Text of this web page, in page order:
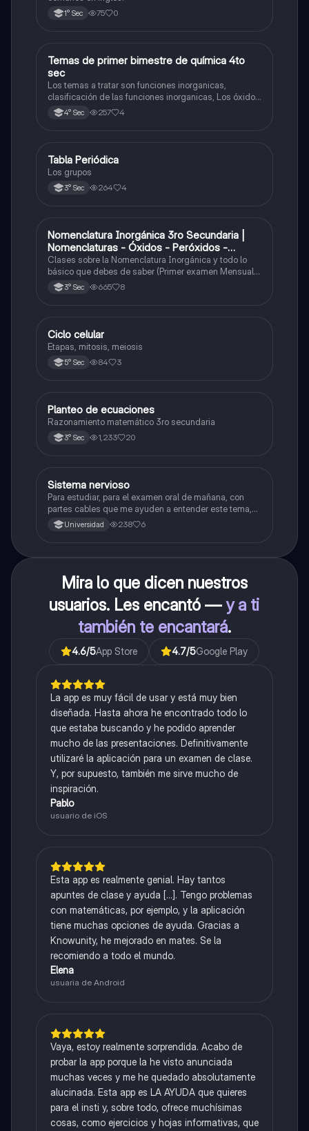
1° Sec 75 0
Química
Temas de primer bimestre de química 4to
sec
Los temas a tratar son funciones inorganicas,
clasificación de las funciones inorganicas, Los óxidos
y los óxidos ácidos
4° Sec 257 4
Química
Tabla Periódica
Los grupos
3° Sec 264 4
Química
Nomenclatura Inorgánica 3ro Secundaria |
Nomenclaturas - Óxidos - Peróxidos -
Hidróxido o Bases
Clases sobre la Nomenclatura Inorgánica y todo lo
básico que debes de saber (Primer examen Mensual
2025)3° Sec 665 8
Biología
Ciclo celular
Etapas, mitosis, meiosis
5° Sec 84 3
Matemáticas
Planteo de ecuaciones
Razonamiento matemático 3ro secundaria
3° Sec 1,233 20
Biología
Sistema nervioso
Para estudiar, para el examen oral de mañana, con
partes cables que me ayuden a entender este tema,
porque se me complica un poco ya que el tema es
muy extenso y quisiera poder lograr entenderlo
Universidad 238 6
Mira lo que dicen nuestros
usuarios. Les encantó —y a ti
también te encantará.
4.6/5App Store 4.7/5Google Play
La app es muy fácil de usar y está muy bien
diseñada. Hasta ahora he encontrado todo lo
que estaba buscando y he podido aprender
mucho de las presentaciones. Definitivamente
utilizaré la aplicación para un examen de clase.
Y, por supuesto, también me sirve mucho de
inspiración.
Pablo
usuario de iOS
Esta app es realmente genial. Hay tantos
apuntes de clase y ayuda [...]. Tengo problemas
con matemáticas, por ejemplo, y la aplicación
tiene muchas opciones de ayuda. Gracias a
Knowunity, he mejorado en mates. Se la
recomiendo a todo el mundo.
Elena
usuaria de Android
Vaya, estoy realmente sorprendida. Acabo de
probar la app porque la he visto anunciada
muchas veces y me he quedado absolutamente
alucinada. Esta app es LA AYUDA que quieres
para el insti y, sobre todo, ofrece muchísimas
cosas, como ejercicios y hojas informativas, que